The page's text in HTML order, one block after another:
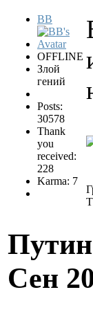
BB
OFFLINE
Злой
гений
Posts:
30578
Thank
you
received:
228
Karma: 7
Сен